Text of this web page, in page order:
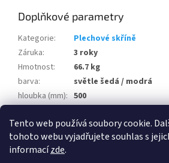
Tento web používá soubory cookie.
tohoto webu vyjadřujete souhlas s
informacízde.
Doplňkové parametry
Kategorie:
Plechové skříně
Záruka:
3 roky
Hmotnost:
66.7 kg
barva:
světle šedá / modrá
hloubka (mm): 500
výška (mm): 1850